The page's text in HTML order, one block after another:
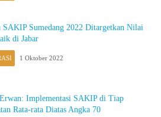
SAKIP Sumedang 2022 Ditargetkan Nilai
di Jabar
1 Oktober 2022
Implementasi SAKIP di Tiap
Rata-rata Diatas Angka 70